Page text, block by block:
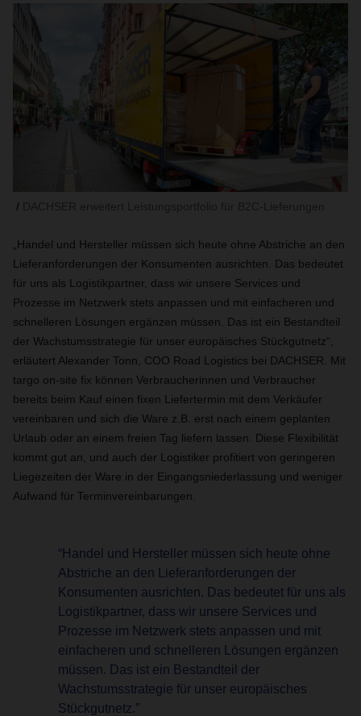
„Handel und Hersteller müssen sich heute ohne Abstriche an den
Lieferanforderungen der Konsumenten ausrichten. Das bedeutet
für uns als Logistikpartner, dass wir unsere Services und
Prozesse im Netzwerk stets anpassen und mit einfacheren und
schnelleren Lösungen ergänzen müssen. Das ist ein Bestandteil
der Wachstumsstrategie für unser europäisches Stückgutnetz“,
erläutert Alexander Tonn, COO Road Logistics bei DACHSER. Mit
targo on-site fix können Verbraucherinnen und Verbraucher
bereits beim Kauf einen fixen Liefertermin mit dem Verkäufer
vereinbaren und sich die Ware z.B. erst nach einem geplanten
Urlaub oder an einem freien Tag liefern lassen. Diese Flexibilität
kommt gut an, und auch der Logistiker profitiert von geringeren
Liegezeiten der Ware in der Eingangsniederlassung und weniger
Aufwand für Terminvereinbarungen.
“Handel und Hersteller müssen sich heute ohne
Abstriche an den Lieferanforderungen der
Konsumenten ausrichten. Das bedeutet für uns als
Logistikpartner, dass wir unsere Services und
Prozesse im Netzwerk stets anpassen und mit
einfacheren und schnelleren Lösungen ergänzen
müssen. Das ist ein Bestandteil der
Wachstumsstrategie für unser europäisches
Stückgutnetz.”